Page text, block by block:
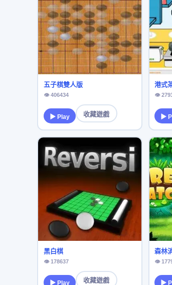
五子棋雙人版
👁 406434
▶ Play 收藏遊戲
港式
👁
▶
黑白棋
👁 178637
▶ Play 收藏遊戲
森林
👁
▶